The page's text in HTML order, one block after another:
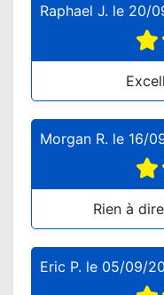
Raphael J. le 20/
Morgan R. le 16/
Rien à
Eric P. le 05/09/